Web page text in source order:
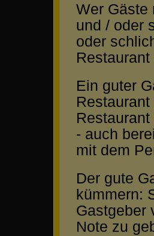
Wer Gäste
und / oder
oder
Ein guter
- auch
mit dem
Der gute
kümmern:
Gastgeber
Note zu